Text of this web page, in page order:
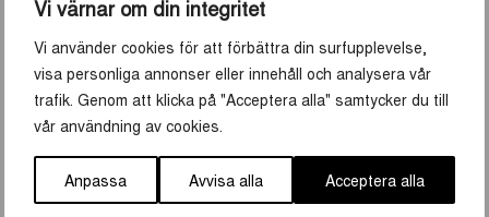
Vi värnar om din integritet
Vi använder cookies för att förbättra din surfupplevelse,
visa personliga annonser eller innehåll och analysera vår
trafik. Genom att klicka på "Acceptera alla" samtycker du till
vår användning av cookies.
Anpassa Avvisa alla Acceptera alla
JUN AUG
Historiska visningar i
Vasaborgen
Primus Mortimer
Pettersson på Bror